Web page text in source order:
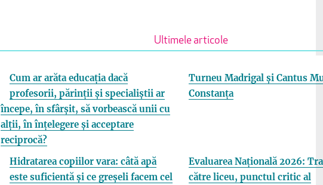
Ultimele articole
Cum ar arăta educația dacă
profesorii, părinții și specialiștii ar
începe, în sfârșit, să vorbească unii cu
alții, în înțelegere și acceptare
reciprocă?
Turneu Madrigal și Cantus
Constanța
Hidratarea copiilor vara: câtă apă
este suficientă și ce greșeli facem cel
Evaluarea Națională 2026:
către liceu, punctul critic al